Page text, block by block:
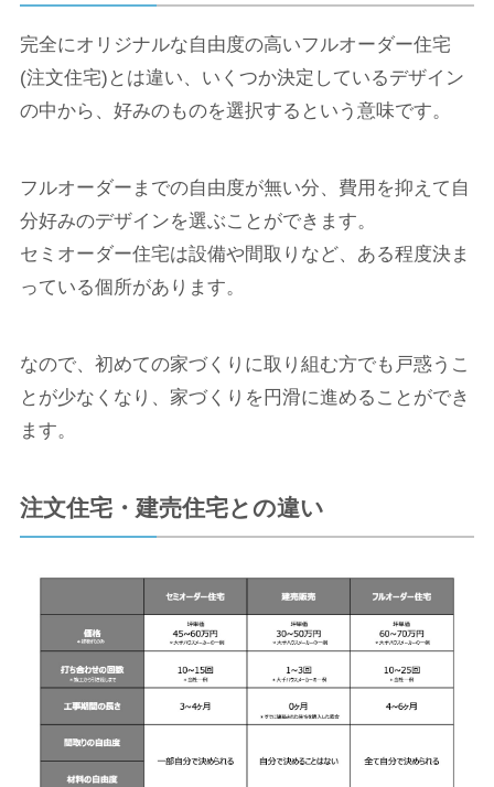
完全にオリジナルな自由度の高いフルオーダー住宅
(注文住宅)とは違い、いくつか決定しているデザイン
の中から、好みのものを選択するという意味です。
フルオーダーまでの自由度が無い分、費用を抑えて自
分好みのデザインを選ぶことができます。
セミオーダー住宅は設備や間取りなど、ある程度決ま
っている個所があります。
なので、初めての家づくりに取り組む方でも戸惑うこ
とが少なくなり、家づくりを円滑に進めることができ
ます。
注文住宅・建売住宅との違い